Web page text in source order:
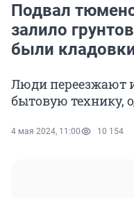
Подвал
залило
были
Люди переезжают
бытовую технику,
4 мая 2024, 11:00 10 154